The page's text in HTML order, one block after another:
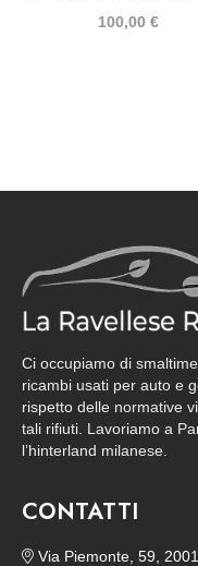
100,00 €
Ci occupiamo di
ricambi usati per auto e
rispetto delle normative
tali rifiuti. Lavoriamo a
l’hinterland milanese.
CONTATTI
Via Piemonte, 59,